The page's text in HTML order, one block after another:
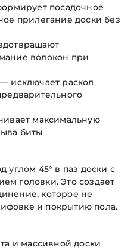
посадочное
прилегание доски без
волокон при
исключает раскол
максимальную
биты
углом 45° в паз доски с
головки. Это создаёт
которое не
и покрытию пола.
и массивной доски